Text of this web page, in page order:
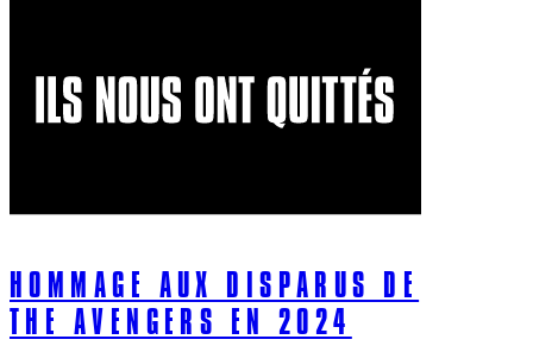
HOMMAGE AUX DISPARUS DE
THE AVENGERS EN 2024